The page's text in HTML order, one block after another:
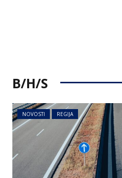
B/H/S
NOVOSTI REGIJA